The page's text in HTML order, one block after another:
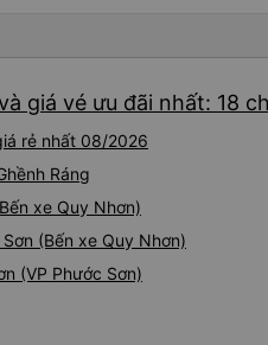
giá vé ưu đãi nhất: 18
rẻ nhất 08/2026
Ráng
xe Quy Nhơn)
(Bến xe Quy Nhơn)
(VP Phước Sơn)